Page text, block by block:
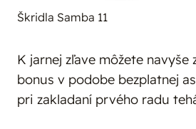
Škridla Samba 11
K jarnej zľave môžete
bonus v podobe bezplatnej
pri zakladaní prvého radu